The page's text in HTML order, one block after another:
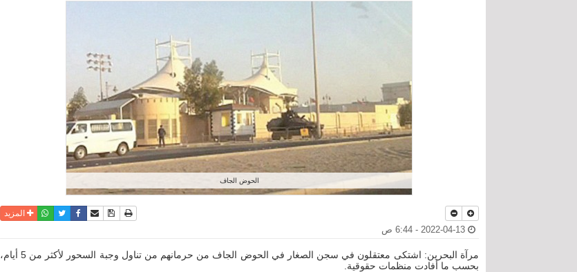
الحوض الجاف
نسخة للطباعة
حفظ الموضوع
أرسل الى صديق
فيسبوكتويترواتسابالمزيد
مرآة البحرين: اشتكى معتقلون في سجن الصغار في الحوض الجاف من حرمانهم من تناول وجبة السحور لأكثر من 5 أيام،
بحسب ما أفادت منظمات حقوقية.